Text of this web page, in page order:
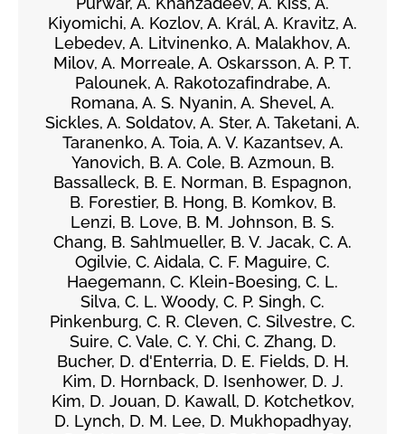
Kiyomichi, A. Kozlov, A. Král, A. Kravitz, A.
Lebedev, A. Litvinenko, A. Malakhov, A.
Milov, A. Morreale, A. Oskarsson, A. P. T.
Palounek, A. Rakotozafindrabe, A.
Romana, A. S. Nyanin, A. Shevel, A.
Sickles, A. Soldatov, A. Ster, A. Taketani, A.
Taranenko, A. Toia, A. V. Kazantsev, A.
Yanovich, B. A. Cole, B. Azmoun, B.
Bassalleck, B. E. Norman, B. Espagnon,
B. Forestier, B. Hong, B. Komkov, B.
Lenzi, B. Love, B. M. Johnson, B. S.
Chang, B. Sahlmueller, B. V. Jacak, C. A.
Ogilvie, C. Aidala, C. F. Maguire, C.
Haegemann, C. Klein-Boesing, C. L.
Silva, C. L. Woody, C. P. Singh, C.
Pinkenburg, C. R. Cleven, C. Silvestre, C.
Suire, C. Vale, C. Y. Chi, C. Zhang, D.
Bucher, D. d'Enterria, D. E. Fields, D. H.
Kim, D. Hornback, D. Isenhower, D. J.
Kim, D. Jouan, D. Kawall, D. Kotchetkov,
D. Lynch, D. M. Lee, D. Mukhopadhyay,